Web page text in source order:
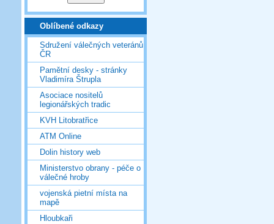
Oblíbené odkazy
Sdružení válečných veteránů
ČR
Pamětní desky - stránky
Vladimíra Štrupla
Asociace nositelů
legionářských tradic
KVH Litobratřice
ATM Online
Dolin history web
Ministerstvo obrany - péče o
válečné hroby
vojenská pietní místa na
mapě
Hloubkaři